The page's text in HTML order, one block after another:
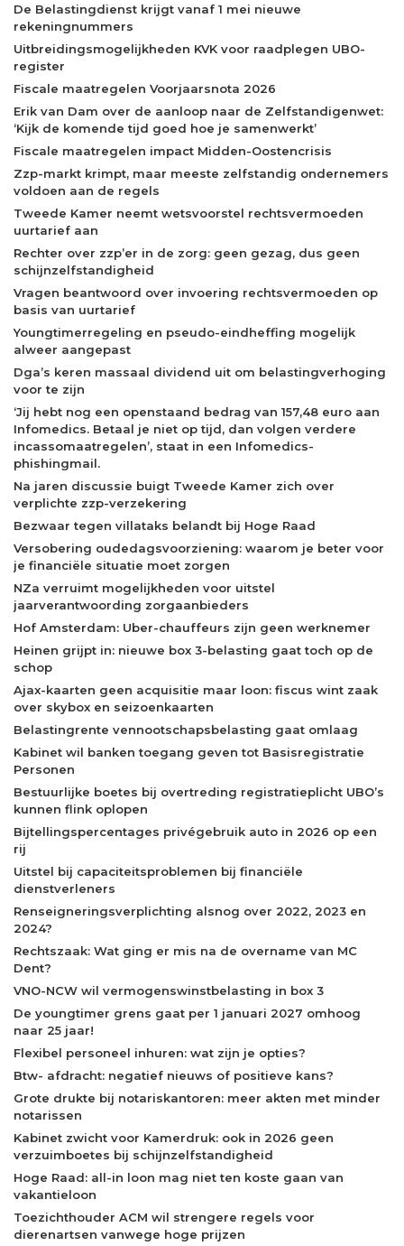
De Belastingdienst krijgt vanaf 1 mei nieuwe
rekeningnummers
Uitbreidingsmogelijkheden KVK voor raadplegen UBO-
register
Fiscale maatregelen Voorjaarsnota 2026
Erik van Dam over de aanloop naar de Zelfstandigenwet:
‘Kijk de komende tijd goed hoe je samenwerkt’
Fiscale maatregelen impact Midden-Oostencrisis
Zzp-markt krimpt, maar meeste zelfstandig ondernemers
voldoen aan de regels
Tweede Kamer neemt wetsvoorstel rechtsvermoeden
uurtarief aan
Rechter over zzp’er in de zorg: geen gezag, dus geen
schijnzelfstandigheid
Vragen beantwoord over invoering rechtsvermoeden op
basis van uurtarief
Youngtimerregeling en pseudo-eindheffing mogelijk
alweer aangepast
Dga’s keren massaal dividend uit om belastingverhoging
voor te zijn
‘Jij hebt nog een openstaand bedrag van 157,48 euro aan
Infomedics. Betaal je niet op tijd, dan volgen verdere
incassomaatregelen’, staat in een Infomedics-
phishingmail.
Na jaren discussie buigt Tweede Kamer zich over
verplichte zzp-verzekering
Bezwaar tegen villataks belandt bij Hoge Raad
Versobering oudedagsvoorziening: waarom je beter voor
je financiële situatie moet zorgen
NZa verruimt mogelijkheden voor uitstel
jaarverantwoording zorgaanbieders
Hof Amsterdam: Uber-chauffeurs zijn geen werknemer
Heinen grijpt in: nieuwe box 3-belasting gaat toch op de
schop
Ajax-kaarten geen acquisitie maar loon: fiscus wint zaak
over skybox en seizoenkaarten
Belastingrente vennootschapsbelasting gaat omlaag
Kabinet wil banken toegang geven tot Basisregistratie
Personen
Bestuurlijke boetes bij overtreding registratieplicht UBO’s
kunnen flink oplopen
Bijtellingspercentages privégebruik auto in 2026 op een
rij
Uitstel bij capaciteitsproblemen bij financiële
dienstverleners
Renseigneringsverplichting alsnog over 2022, 2023 en
2024?
Rechtszaak: Wat ging er mis na de overname van MC
Dent?
VNO-NCW wil vermogenswinstbelasting in box 3
De youngtimer grens gaat per 1 januari 2027 omhoog
naar 25 jaar!
Flexibel personeel inhuren: wat zijn je opties?
Btw- afdracht: negatief nieuws of positieve kans?
Grote drukte bij notariskantoren: meer akten met minder
notarissen
Kabinet zwicht voor Kamerdruk: ook in 2026 geen
verzuimboetes bij schijnzelfstandigheid
Hoge Raad: all-in loon mag niet ten koste gaan van
vakantieloon
Toezichthouder ACM wil strengere regels voor
dierenartsen vanwege hoge prijzen